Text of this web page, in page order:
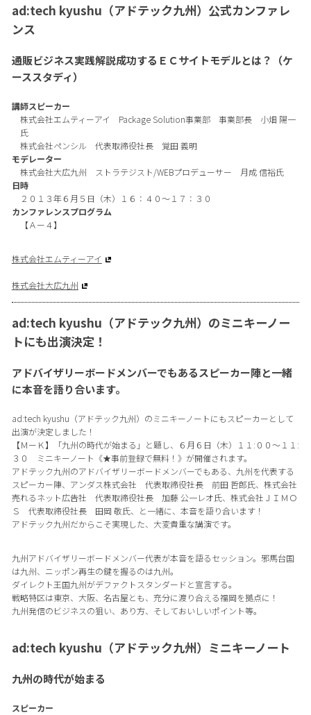
ad:tech kyushu（アドテック九州）公式カンファレ
ンス
通販ビジネス実践解説成功するＥＣサイトモデルとは？（ケ
ーススタディ）
講師スピーカー
株式会社エムティーアイ Package Solution事業部 事業部長 小畑 陽一
氏
株式会社ペンシル 代表取締役社長 覚田 義明
モデレーター
株式会社大広九州 ストラテジスト/WEBプロデューサー 月成 信裕氏
日時
２０１３年６月５日（木）１６：４０～１７：３０
カンファレンスプログラム
【Ａー４】
株式会社エムティーアイ
株式会社大広九州
ad:tech kyushu（アドテック九州）のミニキーノー
トにも出演決定！
アドバイザリーボードメンバーでもあるスピーカー陣と一緒
に本音を語り合います。
ad:tech kyushu（アドテック九州）のミニキーノートにもスピーカーとして
出演が決定しました！
【ＭーＫ】「九州の時代が始まる」と題し、６月６日（木）１１:００～１１:
３０ ミニキーノート《★事前登録で無料！》が開催されます。
アドテック九州のアドバイザリーボードメンバーでもある、九州を代表する
スピーカー陣、アンダス株式会社 代表取締役社長 前田 哲郎氏、株式会社
売れるネット広告社 代表取締役社長 加藤 公一レオ氏、株式会社ＪＩＭＯ
Ｓ 代表取締役社長 田岡 敬氏、と一緒に、本音を語り合います！
アドテック九州だからこそ実現した、大変貴重な講演です。
九州アドバイザリーボードメンバー代表が本音を語るセッション。邪馬台国
は九州、ニッポン再生の鍵を握るのは九州。
ダイレクト王国九州がデファクトスタンダードと宣言する。
戦略特区は東京、大阪、名古屋とも、充分に渡り合える福岡を拠点に！
九州発信のビジネスの狙い、あり方、そしておいしいポイント等。
ad:tech kyushu（アドテック九州）ミニキーノート
九州の時代が始まる
スピーカー